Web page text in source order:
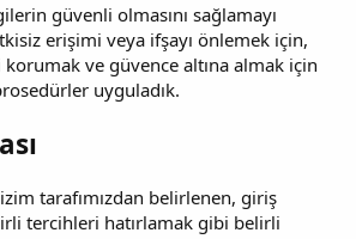
güvenli olmasını sağlamayı
erişimi veya ifşayı önlemek için,
korumak ve güvence altına almak için
uyguladık.
tarafımızdan belirlenen, giriş
tercihleri hatırlamak gibi belirli